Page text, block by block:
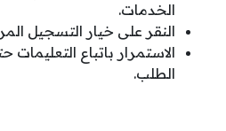
الخدمات.
النقر على خيار التسجيل
الاستمرار باتباع التعليمات
الطلب.